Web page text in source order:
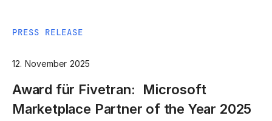
PRESS RELEASE
12. November 2025
Award für Fivetran: Microsoft
Marketplace Partner of the Year 2025